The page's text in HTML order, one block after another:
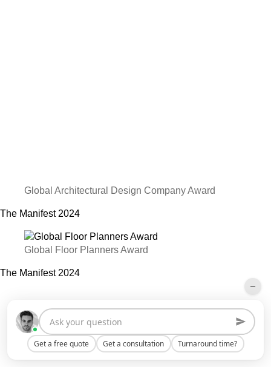
Global Architectural Design Company Award
The Manifest 2024
Global Floor Planners Award
The Manifest 2024
Get a free quote Get a consultation Turnaround time?